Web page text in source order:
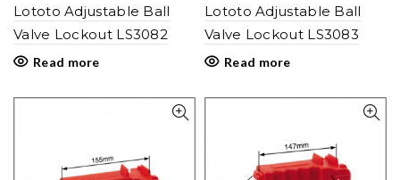
Lototo Adjustable Ball
Valve Lockout LS3082
Read more
Lototo Adjustable Ball
Valve Lockout LS3083
Read more